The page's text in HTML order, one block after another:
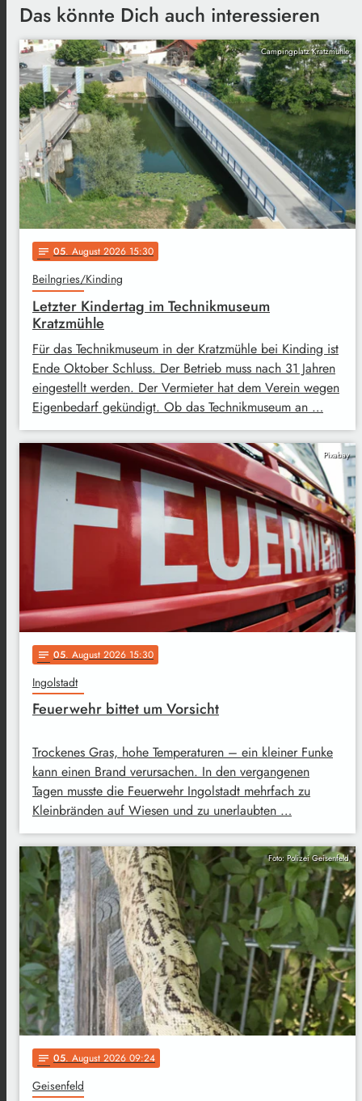
Das könnte Dich auch interessieren
Campingplatz Kratzmühle
notes 05. August 2026 15:30
Beilngries/Kinding
Letzter Kindertag im Technikmuseum
Kratzmühle
Für das Technikmuseum in der Kratzmühle bei Kinding ist
Ende Oktober Schluss. Der Betrieb muss nach 31 Jahren
eingestellt werden. Der Vermieter hat dem Verein wegen
Eigenbedarf gekündigt. Ob das Technikmuseum an …
Pixabay
notes 05. August 2026 15:30
Ingolstadt
Feuerwehr bittet um Vorsicht
Trockenes Gras, hohe Temperaturen – ein kleiner Funke
kann einen Brand verursachen. In den vergangenen
Tagen musste die Feuerwehr Ingolstadt mehrfach zu
Kleinbränden auf Wiesen und zu unerlaubten …
Foto: Polizei Geisenfeld
notes 05. August 2026 09:24
Geisenfeld